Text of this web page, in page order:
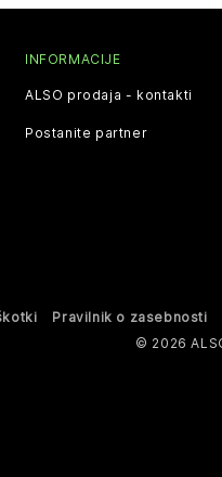
INFORMACIJE
ALSO prodaja - kontakti
Postanite partner
Pravilnik o zasebnosti
© 2026